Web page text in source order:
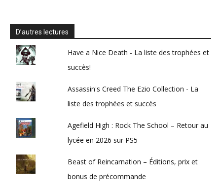
D’autres lectures
Have a Nice Death - La liste des trophées et
succès!
Assassin's Creed The Ezio Collection - La
liste des trophées et succès
Agefield High : Rock The School – Retour au
lycée en 2026 sur PS5
Beast of Reincarnation – Éditions, prix et
bonus de précommande